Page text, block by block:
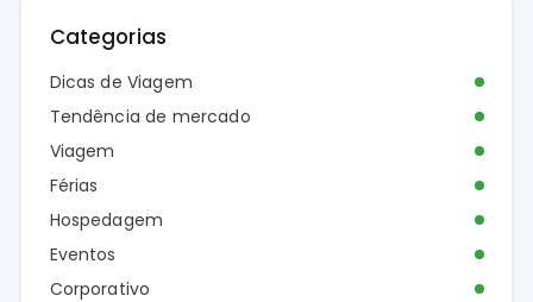
Categorias
Dicas de Viagem
Tendência de mercado
Viagem
Férias
Hospedagem
Eventos
Corporativo